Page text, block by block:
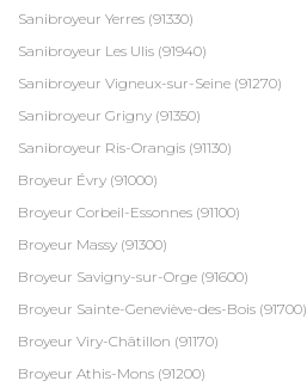
Sanibroyeur Yerres (91330)
Sanibroyeur Les Ulis (91940)
Sanibroyeur Vigneux-sur-Seine (91270)
Sanibroyeur Grigny (91350)
Sanibroyeur Ris-Orangis (91130)
Broyeur Évry (91000)
Broyeur Corbeil-Essonnes (91100)
Broyeur Massy (91300)
Broyeur Savigny-sur-Orge (91600)
Broyeur Sainte-Geneviève-des-Bois (91700)
Broyeur Viry-Châtillon (91170)
Broyeur Athis-Mons (91200)